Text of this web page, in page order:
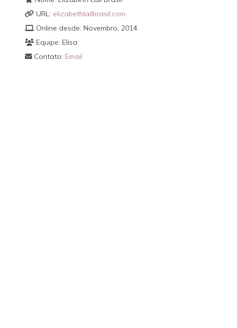
URL: elizabethlailbrasil.com
Online desde: Novembro, 2014
Equipe: Elisa
Contato: Email